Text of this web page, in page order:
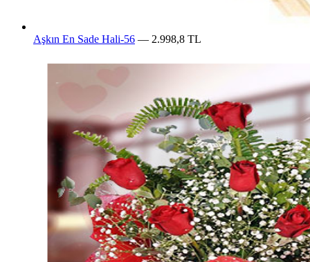
Aşkın En Sade Hali-56 — 2.998,8 TL